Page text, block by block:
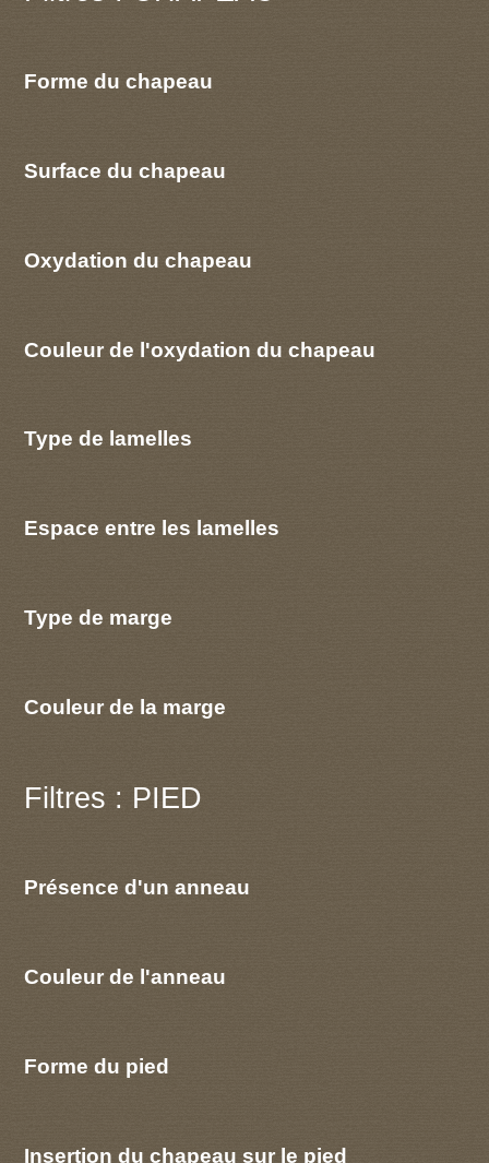
Forme du chapeau
Surface du chapeau
Oxydation du chapeau
Couleur de l'oxydation du chapeau
Type de lamelles
Espace entre les lamelles
Type de marge
Couleur de la marge
Filtres : PIED
Présence d'un anneau
Couleur de l'anneau
Forme du pied
Insertion du chapeau sur le pied